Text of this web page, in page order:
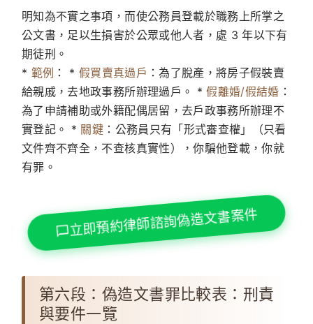
明知為不實之事項，而使公務員登載於職務上所掌之
公文書，足以生損害於公眾或他人者，處 3 年以下有
期徒刑。
* 範例 ： * 假買賣真過戶 ：為了脫產，將房子假裝賣
給親戚，去地政事務所辦理過戶。 *假離婚/假結婚 ：
為了申請補助或外籍配偶居留，去戶政事務所辦理不
實登記。 * 關鍵 ：公務員只有「形式審查權」（只看
文件齊不齊全，不查核真實性），你騙他登載，你就
有罪。
立即預約律師諮詢偽造文書案件
第六段：偽造文書罪比較表：刑責
與要件一覽